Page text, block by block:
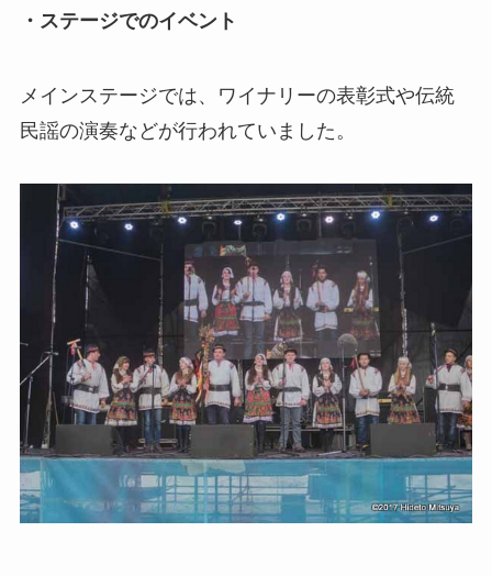
・ステージでのイベント
メインステージでは、ワイナリーの表彰式や伝統
民謡の演奏などが行われていました。